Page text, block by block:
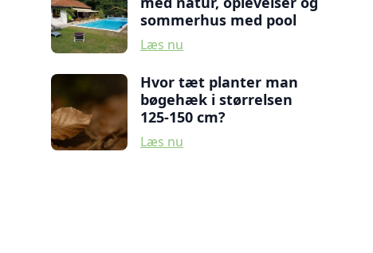
sommerhus med pool
Læs nu
Hvor tæt planter man
bøgehæk i størrelsen
125-150 cm?
Læs nu